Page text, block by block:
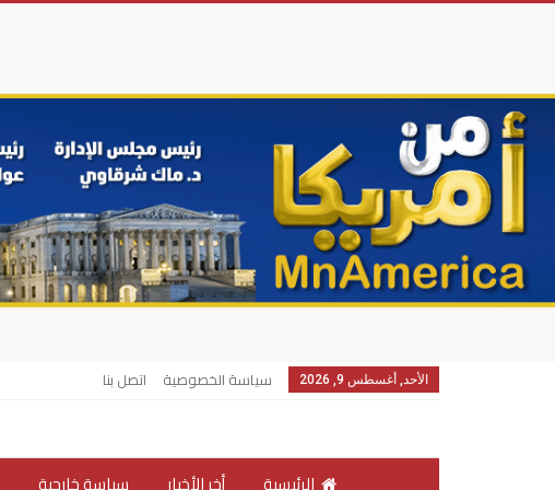
الأحد, أغسطس 9, 2026 سياسة الخصوصية اتصل بنا